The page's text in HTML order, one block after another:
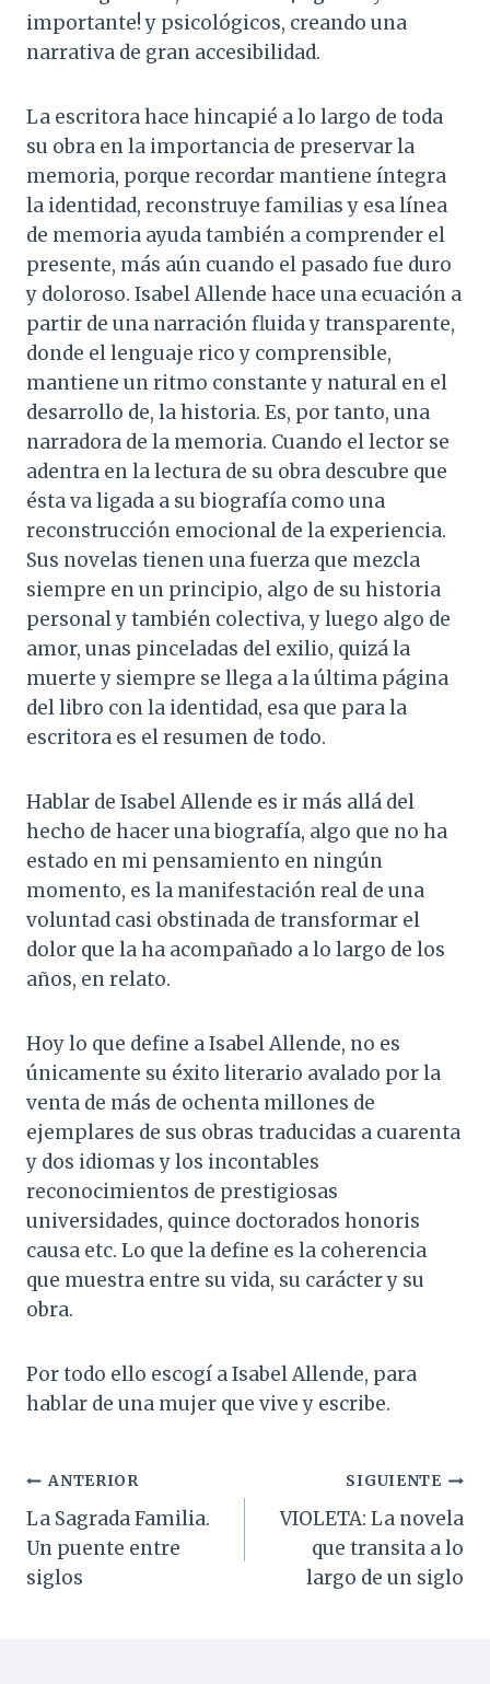
importante! y psicológicos, creando una
narrativa de gran accesibilidad.
La escritora hace hincapié a lo largo de toda
su obra en la importancia de preservar la
memoria, porque recordar mantiene íntegra
la identidad, reconstruye familias y esa línea
de memoria ayuda también a comprender el
presente, más aún cuando el pasado fue duro
y doloroso. Isabel Allende hace una ecuación a
partir de una narración fluida y transparente,
donde el lenguaje rico y comprensible,
mantiene un ritmo constante y natural en el
desarrollo de, la historia. Es, por tanto, una
narradora de la memoria. Cuando el lector se
adentra en la lectura de su obra descubre que
ésta va ligada a su biografía como una
reconstrucción emocional de la experiencia.
Sus novelas tienen una fuerza que mezcla
siempre en un principio, algo de su historia
personal y también colectiva, y luego algo de
amor, unas pinceladas del exilio, quizá la
muerte y siempre se llega a la última página
del libro con la identidad, esa que para la
escritora es el resumen de todo.
Hablar de Isabel Allende es ir más allá del
hecho de hacer una biografía, algo que no ha
estado en mi pensamiento en ningún
momento, es la manifestación real de una
voluntad casi obstinada de transformar el
dolor que la ha acompañado a lo largo de los
años, en relato.
Hoy lo que define a Isabel Allende, no es
únicamente su éxito literario avalado por la
venta de más de ochenta millones de
ejemplares de sus obras traducidas a cuarenta
y dos idiomas y los incontables
reconocimientos de prestigiosas
universidades, quince doctorados honoris
causa etc. Lo que la define es la coherencia
que muestra entre su vida, su carácter y su
obra.
Por todo ello escogí a Isabel Allende, para
hablar de una mujer que vive y escribe.
Navegación
de
entradas
ANTERIOR
La Sagrada Familia.
Un puente entre
siglos
SIGUIENTE
VIOLETA: La novela
que transita a lo
largo de un siglo